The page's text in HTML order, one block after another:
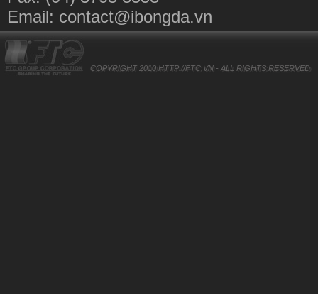
Email: contact@ibongda.vn
COPYRIGHT 2010 HTTP://FTC.VN - ALL RIGHTS RESERVED